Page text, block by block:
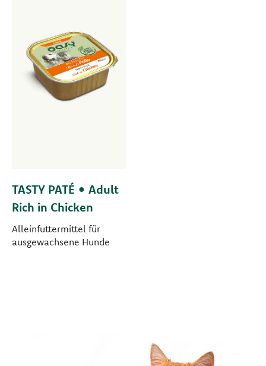
TASTY PATÉ • Adult
Rich in Chicken
Alleinfuttermittel für
ausgewachsene Hunde